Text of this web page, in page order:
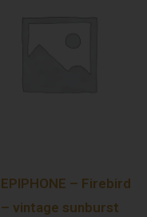
– Firebird
vintage sunburst